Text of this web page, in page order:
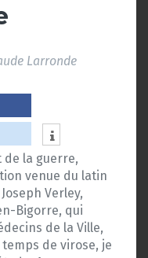
Larronde
de la guerre,
venue du latin
Verley,
Bigorre, qui
de la Ville,
temps de virose, je